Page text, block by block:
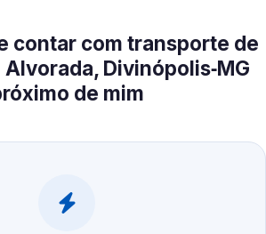
contar com transporte de
Divinópolis‑MG
de mim